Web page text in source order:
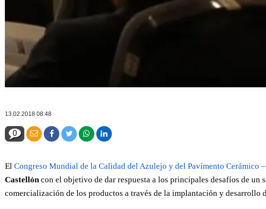
13.02.2018 08:48
0
El Congreso Mundial de la Calidad del Azulejo y del Pavimento Cerámico
Castellón con el objetivo de dar respuesta a los principales desafíos de
comercialización de los productos a través de la implantación y desarrollo